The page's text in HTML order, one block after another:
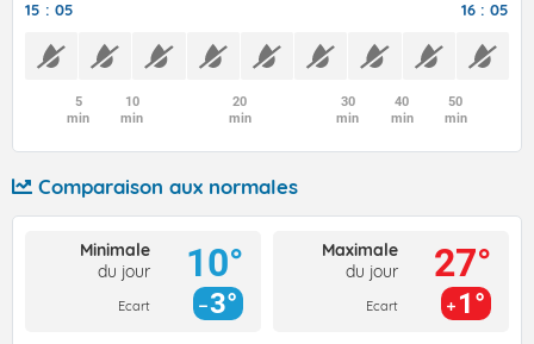
15 : 05 16 : 05
5
min
10
min
20
min
30
min
40
min
50
min
Comparaison aux normales
Minimale
du jour
Ecart
10°
3°
Maximale
du jour
Ecart
27°
1°